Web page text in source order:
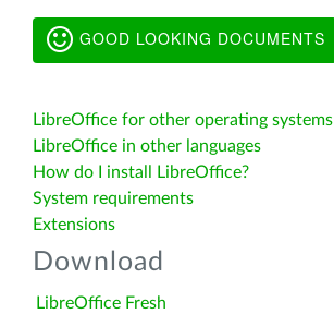
GOOD LOOKING DOCUMENTS
LibreOffice for other operating systems
LibreOffice in other languages
How do I install LibreOffice?
System requirements
Extensions
Download
LibreOffice Fresh